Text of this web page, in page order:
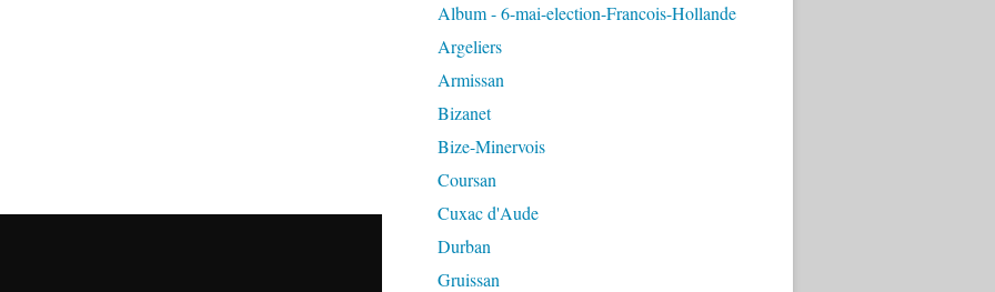
Album - 6-mai-election-Francois-Hollande
Argeliers
Armissan
Bizanet
Bize-Minervois
Coursan
Cuxac d'Aude
Durban
Gruissan